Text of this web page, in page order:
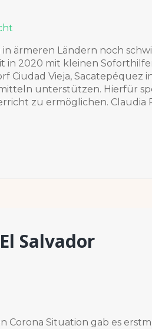
ärmeren Ländern noch
in 2020 mit kleinen
Ciudad Vieja, Sacatepéquez
unterstützen. Hierfür
zu ermöglichen. Claudia
Salvador
Situation gab es